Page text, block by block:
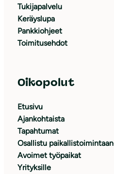
Tukijapalvelu
Keräyslupa
Pankkiohjeet
Toimitusehdot
Oikopolut
Etusivu
Ajankohtaista
Tapahtumat
Osallistu paikallistoimintaan
Avoimet työpaikat
Yrityksille